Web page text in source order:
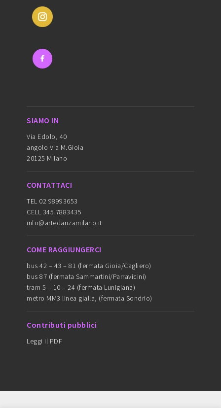
SIAMO IN
Via Edolo, 40
angolo Via M.Gioia
20125 Milano
CONTATTACI
TEL 02 98993653
CELL 345 7883435
info@artedanzamilano.it
COME RAGGIUNGERCI
bus 42 – 43 – 81 (fermata Gioia/Cagliero)
bus 87 (fermata Sammartini/Parravicini)
tram 5 – 10 – 24 (fermata Lunigiana)
metro MM3 linea gialla, (fermata Sondrio)
Contributi pubblici
Leggi il PDF